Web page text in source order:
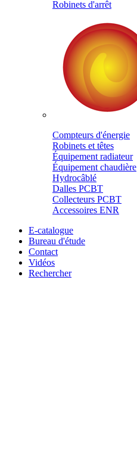
Robinets d'arrêt
Compteurs d'énergie
Robinets et têtes
Équipement radiateur
Équipement chaudière
Hydrocâblé
Dalles PCBT
Collecteurs PCBT
Accessoires ENR
E-catalogue
Bureau d'étude
Contact
Vidéos
Rechercher